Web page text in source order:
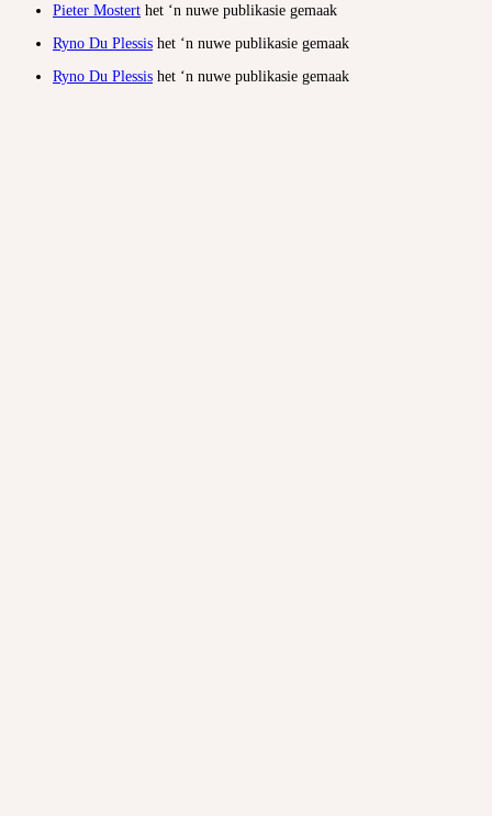
Pieter Mostert het ‘n nuwe publikasie gemaak
Ryno Du Plessis het ‘n nuwe publikasie gemaak
Ryno Du Plessis het ‘n nuwe publikasie gemaak